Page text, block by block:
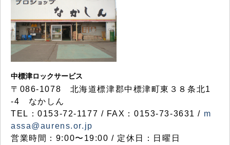
中標津ロックサービス
〒086-1078 北海道標津郡中標津町東３８条北1
-4 なかしん
TEL：0153-72-1177 / FAX：0153-73-3631 / m
assa@aurens.or.jp
営業時間：9:00〜19:00 / 定休日：日曜日